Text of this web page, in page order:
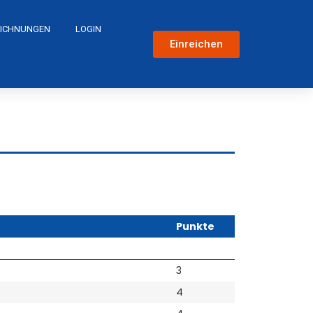
LOGIN
Einreichen
Punkte
3
4